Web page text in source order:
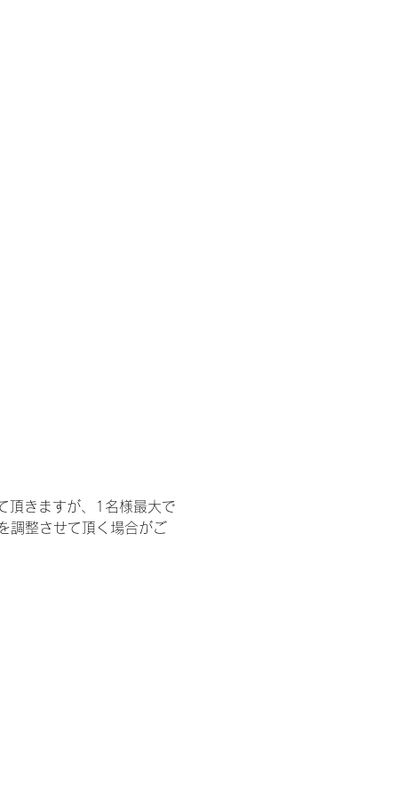
頂きますが、1名様最大で
調整させて頂く場合がご